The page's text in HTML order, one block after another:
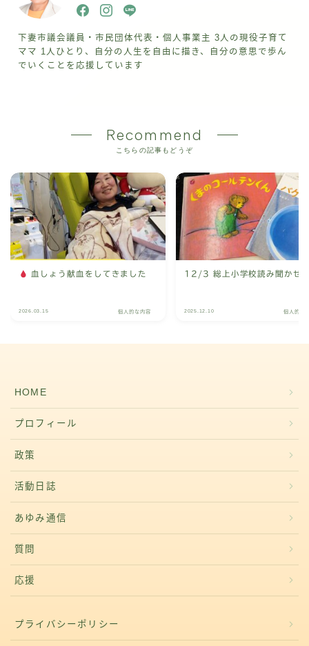
下妻市議会議員・市民団体代表・個人事業主 3人の現役子育て
ママ 1人ひとり、自分の人生を自由に描き、自分の意思で歩ん
でいくことを応援しています
Recommend
こちらの記事もどうぞ
血しょう献血をしてきました
2026.03.15 個人的な内容
12/3 総上小学校読み聞かせ
2025.12.10 個人的な
HOME
プロフィール
政策
活動日誌
あゆみ通信
質問
応援
プライバシーポリシー